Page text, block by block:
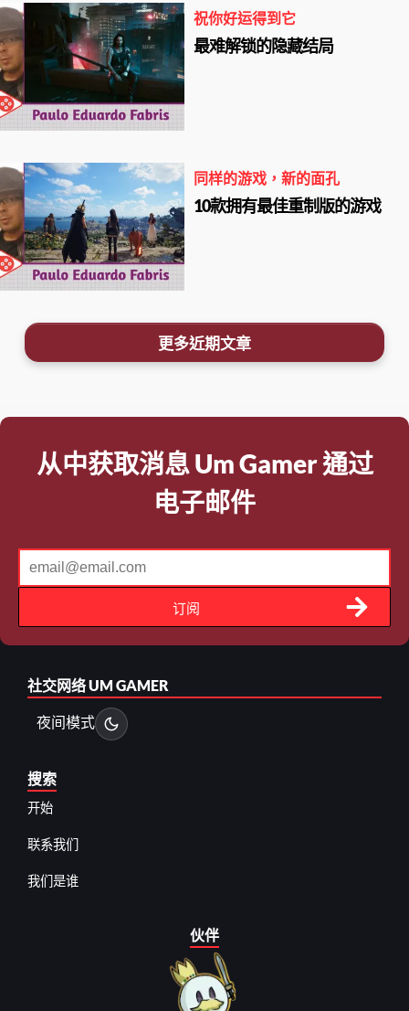
祝你好运得到它
最难解锁的隐藏结局
同样的游戏，新的面孔
10款拥有最佳重制版的游戏
更多近期文章
从中获取消息 Um Gamer 通过
电子邮件
订阅
社交网络UM GAMER
夜间模式
搜索
开始
联系我们
我们是谁
伙伴